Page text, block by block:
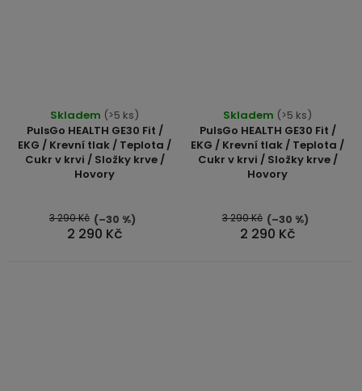
PulsGo HEALTH GE30 Fit /
EKG / Krevní tlak / Teplota /
Cukr v krvi / Složky krve /
Hovory
Skladem (>5 ks)
2 290 Kč
3 290 Kč (–30 %)
PulsGo HEALTH GE30 Fit /
EKG / Krevní tlak / Teplota /
Cukr v krvi / Složky krve /
Hovory
Skladem (>5 ks)
2 290 Kč
3 290 Kč (–30 %)